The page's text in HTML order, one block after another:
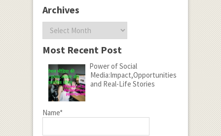
Archives
Archives
Most Recent Post
Power of Social
Media:Impact,Opportunities
and Real-Life Stories
Name*